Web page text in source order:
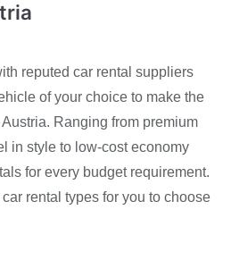
reputed car rental suppliers
of your choice to make the
Ranging from premium
in style to low-cost economy
for every budget requirement.
rental types for you to choose